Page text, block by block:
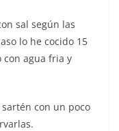
sal según las
lo he cocido 15
con agua fria y
con un poco